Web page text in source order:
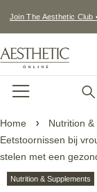
Join The Aesthetic Club
Home
Nutrition
Eetstoornissen bij
stelen met een
Nutrition & Supplements